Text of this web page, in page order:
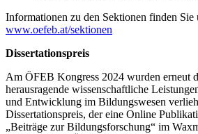
Informationen zu den Sektionen finden Sie
www.oefeb.at/sektionen
Dissertationspreis
Am ÖFEB Kongress 2024 wurden erneut
herausragende wissenschaftliche
und Entwicklung im Bildungswesen
Dissertationspreis, der eine Online
„Beiträge zur Bildungsforschung“ im